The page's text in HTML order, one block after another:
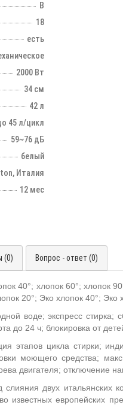
В
18
есть
2000 Вт
34 см
42 л
45 л/цикл
59~76 дБ
белый
Италия
12 мес
(0) Вопрос - ответ (0)
40°; хлопок 60°; хлопок
20°; Эко хлопок 40°; Эко
воде; экспресс
до 24 ч; блокировка от
этапов цикла стирки;
моющего средства;
двигателя; отключение
слияния двух итальянских
известных европейских